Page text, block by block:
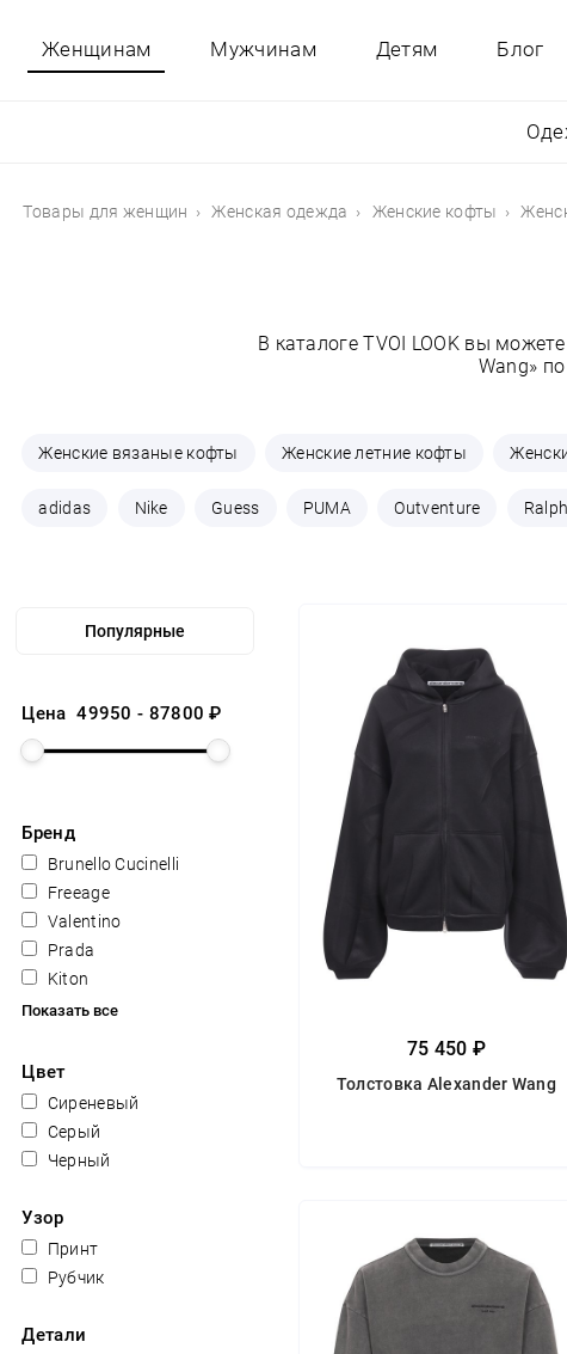
Женщинам Мужчинам Детям Блог
Товары для женщин Женская одежда Женские кофты
В каталоге TVOI LOOK вы
Wang»
Женские вязаные кофты Женские летние кофты
adidas Nike Guess PUMA Outventure
Цена49950 - 87800 ₽
Бренд
Brunello Cucinelli
Freeage
Valentino
Prada
Kiton
Показать все
Цвет
Сиреневый
Серый
Черный
Узор
Принт
Рубчик
Детали
75 450 ₽
Толстовка Alexander Wang